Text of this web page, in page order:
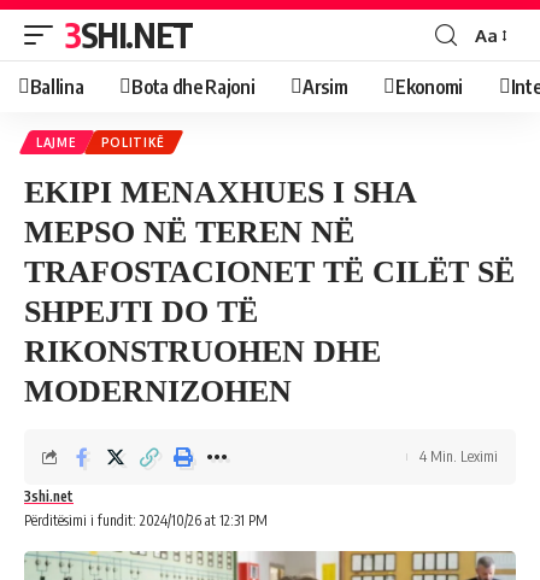
3SHI.NET Aa
Ballina Bota dhe Rajoni Arsim Ekonomi
LAJME POLITIKË
EKIPI MENAXHUES I SHA
MEPSO NË TEREN NË
TRAFOSTACIONET TË CILËT SË
SHPEJTI DO TË
RIKONSTRUOHEN DHE
MODERNIZOHEN
Përditësimi i fundit: 2024/10/26 at 12:31 PM
3shi.net
4 Min. Leximi